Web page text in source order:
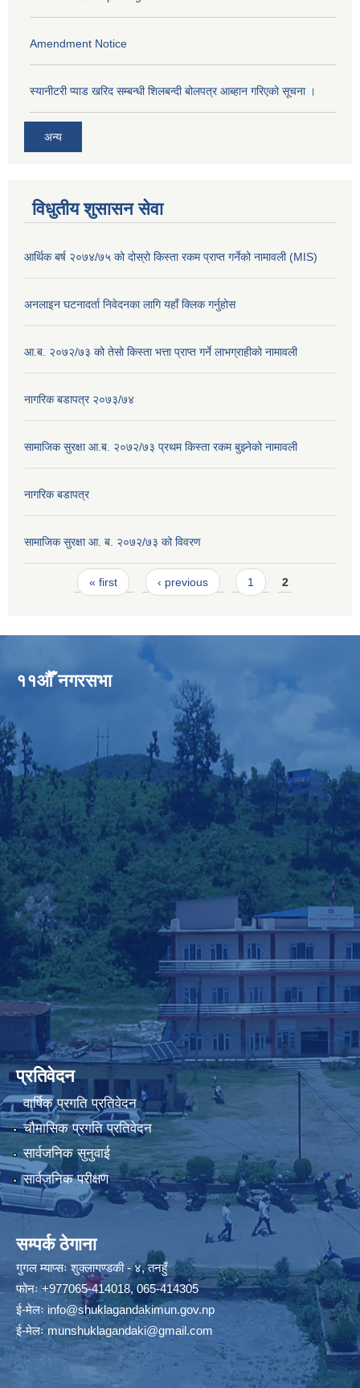
Amendment Notice
स्यानीटरी प्याड खरिद सम्बन्धी शिलबन्दी बोलपत्र आब्हान गरिएको सूचना ।
अन्य
विधुतीय शुसासन सेवा
आर्थिक बर्ष २०७४/७५ को दोस्रो किस्ता रकम प्राप्त गर्नेको नामावली (MIS)
अनलाइन घटनादर्ता निवेदनका लागि यहाँ क्लिक गर्नुहोस
आ.ब. २०७२/७३ को तेसो किस्ता भत्ता प्राप्त गर्ने लाभग्राहीको नामावली
नागरिक बडापत्र २०७३/७४
सामाजिक सुरक्षा आ.ब. २०७२/७३ प्रथम किस्ता रकम बुझ्नेको नामावली
नागरिक बडापत्र
सामाजिक सुरक्षा आ. ब. २०७२/७३ को विवरण
Pages« first ‹ previous 1 2
११औँ नगरसभा
प्रतिवेदन
वार्षिक प्रगति प्रतिवेदन
चौमासिक प्रगति प्रतिवेदन
सार्वजनिक सुनुवाई
सार्वजनिक परीक्षण
सम्पर्क ठेगाना
गुगल म्याप्सःशुक्लागण्डकी - ४, तनहुँ
फोनः+977065-414018,065-414305
ई-मेलः info@shuklagandakimun.gov.np
ई-मेलःmunshuklagandaki@gmail.com